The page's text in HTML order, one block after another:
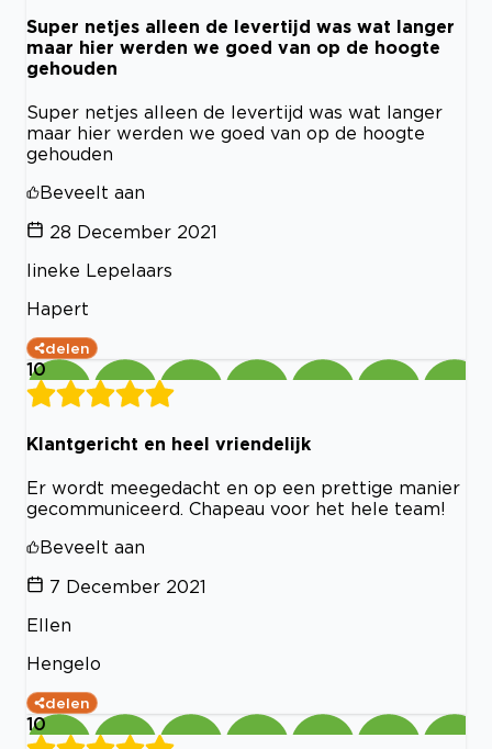
Super netjes alleen de levertijd was wat langer
maar hier werden we goed van op de hoogte
gehouden
Super netjes alleen de levertijd was wat langer
maar hier werden we goed van op de hoogte
gehouden
Beveelt aan
28 December 2021
lineke Lepelaars
Hapert
delen
10
Klantgericht en heel vriendelijk
Er wordt meegedacht en op een prettige manier
gecommuniceerd. Chapeau voor het hele team!
Beveelt aan
7 December 2021
Ellen
Hengelo
delen
10